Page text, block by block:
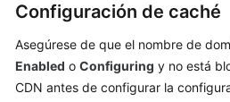
WSA
User
Guide
Configuración de caché
Asegúrese de que el nombre de
Enabled o Configuring y no está
CDN antes de configurar la